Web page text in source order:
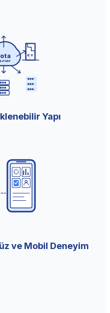
ERP
Yapı
ve Mobil Deneyim